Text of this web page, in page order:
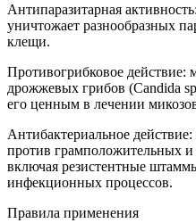
Антипаразитарная
уничтожает разнообразных
клещи.
Противогрибковое действие:
дрожжевых грибов (Candida
его ценным в лечении
Антибактериальное
против грамположительных и
включая резистентные
инфекционных процессов.
Правила применения